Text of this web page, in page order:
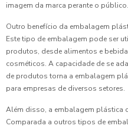
imagem da marca perante o público.
Outro benefício da embalagem
Este tipo de embalagem pode ser
produtos, desde alimentos e
cosméticos. A capacidade de se
de produtos torna a embalagem
para empresas de diversos setores.
Além disso, a embalagem plástica
Comparada a outros tipos de